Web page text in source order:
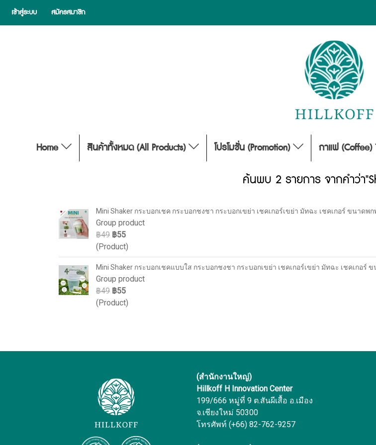
เข้าสู่ระบบ สมัครสมาชิก
Home สินค้าทั้งหมด (All Products) โปรโมชั่น (Promotion) กาแฟ (Coffee)
ค้นพบ 2 รายการ จากคำว่า
Mini Shaker กระบอกเชค กระบอกชงชา กระบอกเขย่า เชคเกอร์เขย่า มัทฉะ เชคเกอร์ ขนาดพก
Group product
฿49 ฿55
(Product)
Mini Shaker กระบอกเชคแบบใส กระบอกชงชา กระบอกเขย่า เชคเกอร์เขย่า มัทฉะ เชคเกอร์
Group product
฿49 ฿55
(Product)
(สำนักงานใหญ่)
Hillkoff H Innovation Center
199/666 หมู่ที่ 9 ต.สันผีเสื้อ อ.เมือง
จ.เชียงใหม่ 50300
โทรศัพท์ (+66) 82-762-9257